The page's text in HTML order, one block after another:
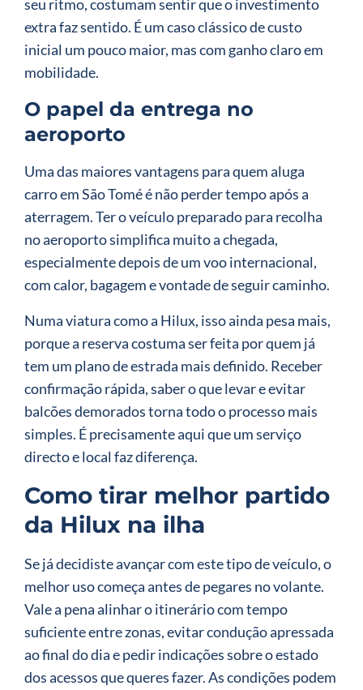
seu ritmo, costumam sentir que o investimento
extra faz sentido. É um caso clássico de custo
inicial um pouco maior, mas com ganho claro em
mobilidade.
O papel da entrega no
aeroporto
Uma das maiores vantagens para quem aluga
carro em São Tomé é não perder tempo após a
aterragem. Ter o veículo preparado para recolha
no aeroporto simplifica muito a chegada,
especialmente depois de um voo internacional,
com calor, bagagem e vontade de seguir caminho.
Numa viatura como a Hilux, isso ainda pesa mais,
porque a reserva costuma ser feita por quem já
tem um plano de estrada mais definido. Receber
confirmação rápida, saber o que levar e evitar
balcões demorados torna todo o processo mais
simples. É precisamente aqui que um serviço
directo e local faz diferença.
Como tirar melhor partido
da Hilux na ilha
Se já decidiste avançar com este tipo de veículo, o
melhor uso começa antes de pegares no volante.
Vale a pena alinhar o itinerário com tempo
suficiente entre zonas, evitar condução apressada
ao final do dia e pedir indicações sobre o estado
dos acessos que queres fazer. As condições podem